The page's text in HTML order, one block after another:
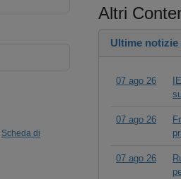
Scheda di
Altri
Ultime
07 ago 26
07 ago 26
07 ago 26